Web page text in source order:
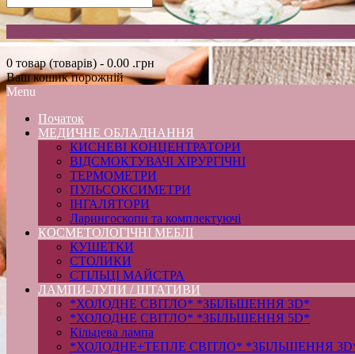
0 товар (товарів) - 0.00 .грн
Ваш кошик порожній
Menu
Початок
МЕДИЧНЕ ОБЛАДНАННЯ
КИСНЕВІ КОНЦЕНТРАТОРИ
ВІДСМОКТУВАЧІ ХІРУРГІЧНІ
ТЕРМОМЕТРИ
ПУЛЬСОКСИМЕТРИ
ІНГАЛЯТОРИ
Ларингоскопи та комплектуючі
КОСМЕТОЛОГІЧНІ МЕБЛІ
КУШЕТКИ
СТОЛИКИ
СТІЛЬЦІ МАЙСТРА
ЛАМПИ-ЛУПИ / ШТАТИВИ
*ХОЛОДНЕ СВІТЛО* *ЗБІЛЬШЕННЯ 3D*
*ХОЛОДНЕ СВІТЛО* *ЗБІЛЬШЕННЯ 5D*
Кільцева лампа
*ХОЛОДНЕ+ТЕПЛЕ СВІТЛО* *ЗБІЛЬШЕННЯ